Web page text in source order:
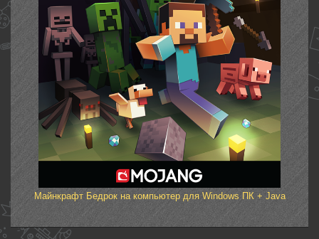
Майнкрафт Бедрок на компьютер для Windows ПК + Java